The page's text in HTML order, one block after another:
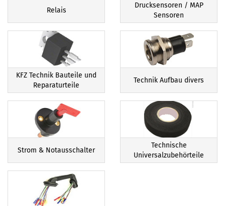
Relais
Drucksensoren / MAP
Sensoren
KFZ Technik Bauteile und
Reparaturteile
Technik Aufbau divers
Strom & Notausschalter
Technische
Universalzubehörteile